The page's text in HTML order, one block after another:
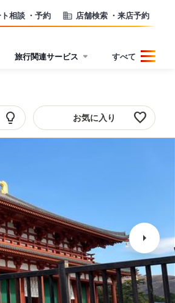
ト相談 ・予約 店舗検索 ・来店予約
旅行関連サービス すべて
lightbulb お気に入り favorite
arrow_right